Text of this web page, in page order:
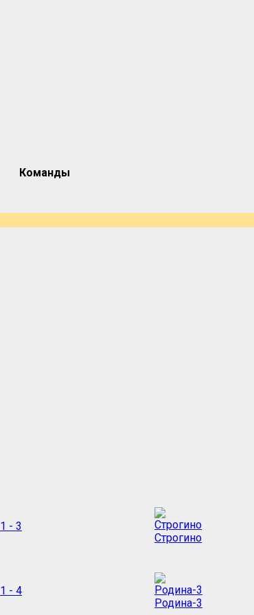
Команды
1 - 3
Строгино
1 - 4
Родина-3